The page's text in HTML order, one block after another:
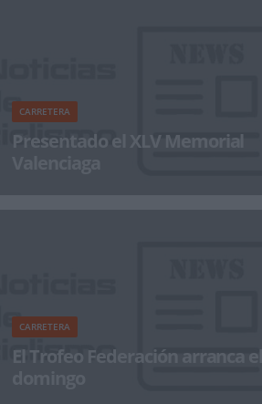
CARRETERA
Presentado el XLV Memorial
CARRETERA
El Trofeo Federación arranca el